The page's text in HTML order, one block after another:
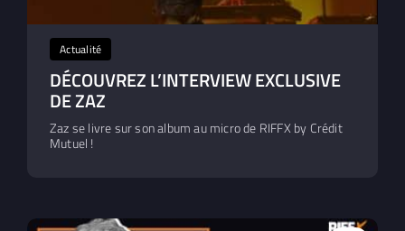
Actualité
DÉCOUVREZ L’INTERVIEW EXCLUSIVE
DE ZAZ
Zaz se livre sur son album au micro de RIFFX by Crédit
Mutuel !